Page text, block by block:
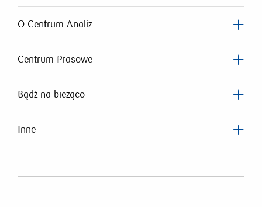
O Centrum Analiz
Centrum Prasowe
Bądź na bieżąco
Inne